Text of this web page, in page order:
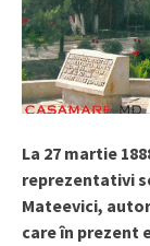
La 27 martie
reprezentativi
Mateevici,
care în prezent